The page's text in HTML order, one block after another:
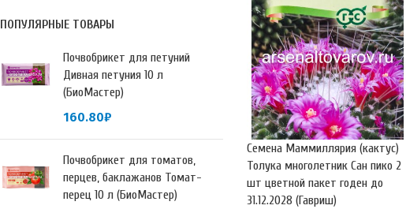
ПОПУЛЯРНЫЕ ТОВАРЫ
Почвобрикет для петуний
Дивная петуния 10 л
(БиоМастер)
160.80₽
Почвобрикет для томатов,
перцев, баклажанов Томат-
перец 10 л (БиоМастер)
Семена Маммиллярия (кактус)
Толука многолетник Сан пико 2
шт цветной пакет годен до
31.12.2028 (Гавриш)